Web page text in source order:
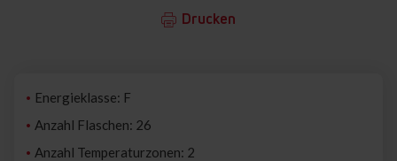
Drucken
Energieklasse: F
Anzahl Flaschen: 26
Anzahl Temperaturzonen: 2